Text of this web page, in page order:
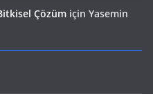
Çözüm için Yasemin